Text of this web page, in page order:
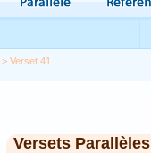
> Verset 41
Versets Parallèles